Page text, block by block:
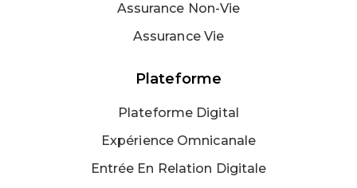
Assurance Non-Vie
Assurance Vie
Plateforme
Plateforme Digital
Expérience Omnicanale
Entrée En Relation Digitale